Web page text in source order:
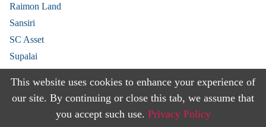
Raimon Land
Sansiri
SC Asset
Supalai
This website uses cookies to enhance your experience of
our site. By continuing or close this tab, we assume that
you accept such use. Privacy Policy